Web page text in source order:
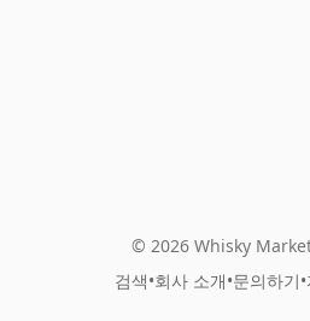
© 2026 Whisky
검색•회사 소개•문의하기•